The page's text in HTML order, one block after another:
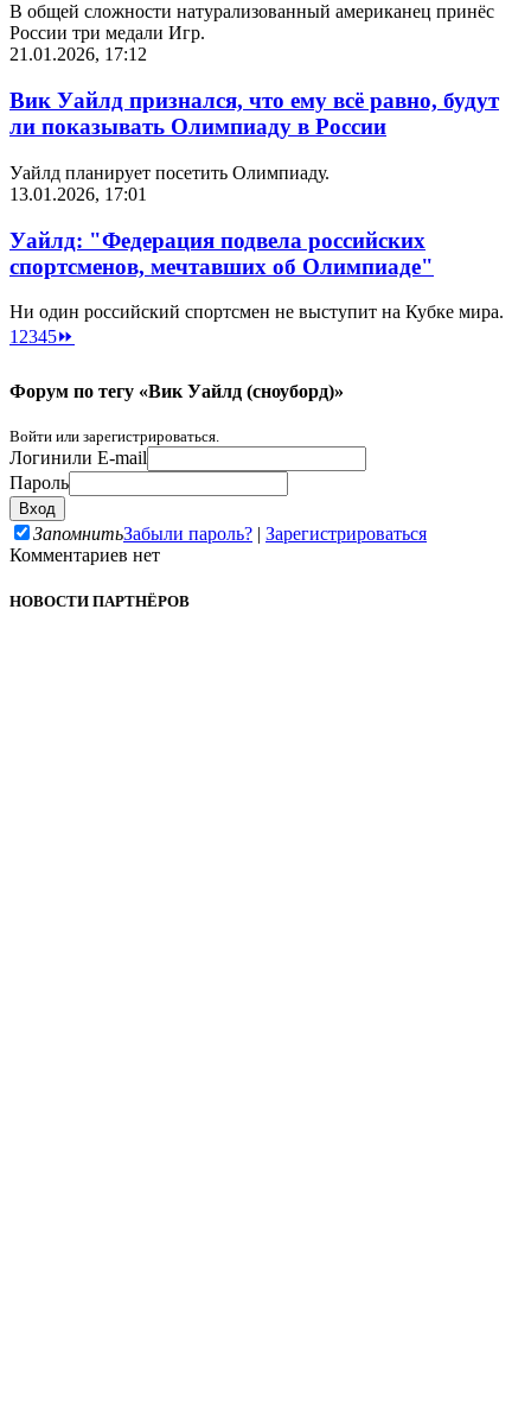
В общей сложности натурализованный американец принёс
России три медали Игр.
21.01.2026, 17:12
Вик Уайлд признался, что ему всё равно, будут
ли показывать Олимпиаду в России
Уайлд планирует посетить Олимпиаду.
13.01.2026, 17:01
Уайлд: "Федерация подвела российских
спортсменов, мечтавших об Олимпиаде"
Ни один российский спортсмен не выступит на Кубке мира.
1 2345⏩
Форум по тегу «Вик Уайлд (сноуборд)»
Войти или зарегистрироваться.
Логинили E-mail
Пароль
ЗапомнитьЗабыли пароль? | Зарегистрироваться
Комментариев нет
НОВОСТИ ПАРТНЁРОВ